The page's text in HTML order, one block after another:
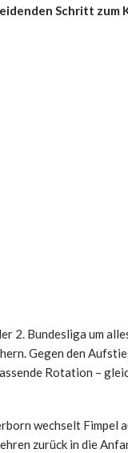
Schritt zum
2. Bundesliga um
Gegen den
Rotation –
wechselt Fimpel
zurück in die